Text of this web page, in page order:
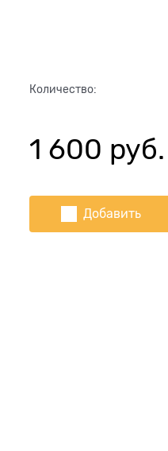
Количество:
1 600 руб.
Добавить